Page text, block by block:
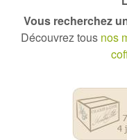
Vous recherchez
Découvrez tous nos